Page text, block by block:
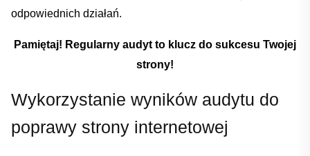
odpowiednich działań.
Pamiętaj! Regularny audyt to klucz do sukcesu Twojej
strony!
Wykorzystanie wyników audytu do
‌poprawy strony internetowej